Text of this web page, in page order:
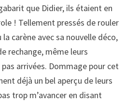
que Didier, ils étaient en
! Tellement pressés de rouler
carène avec sa nouvelle déco,
rechange, même leurs
arrivées. Dommage pour cet
déjà un bel aperçu de leurs
trop m’avancer en disant